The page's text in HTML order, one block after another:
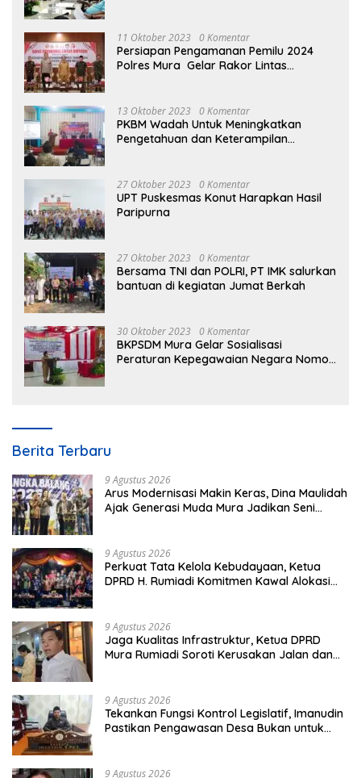
11 Oktober 2023 0 Komentar
Persiapan Pengamanan Pemilu 2024
Polres Mura Gelar Rakor Lintas
13 Oktober 2023 0 Komentar
PKBM Wadah Untuk Meningkatkan
Pengetahuan dan Keterampilan
27 Oktober 2023 0 Komentar
UPT Puskesmas Konut Harapkan Hasil
Paripurna
27 Oktober 2023 0 Komentar
Bersama TNI dan POLRI, PT IMK salurkan
bantuan di kegiatan Jumat Berkah
30 Oktober 2023 0 Komentar
BKPSDM Mura Gelar Sosialisasi
Peraturan Kepegawaian Negara Nomor
Berita Terbaru
9 Agustus 2026
Arus Modernisasi Makin Keras, Dina Maulidah
Ajak Generasi Muda Mura Jadikan Seni
9 Agustus 2026
Perkuat Tata Kelola Kebudayaan, Ketua
DPRD H. Rumiadi Komitmen Kawal Alokasi
9 Agustus 2026
Jaga Kualitas Infrastruktur, Ketua DPRD
Mura Rumiadi Soroti Kerusakan Jalan dan
9 Agustus 2026
Tekankan Fungsi Kontrol Legislatif, Imanudin
Pastikan Pengawasan Desa Bukan untuk
9 Agustus 2026